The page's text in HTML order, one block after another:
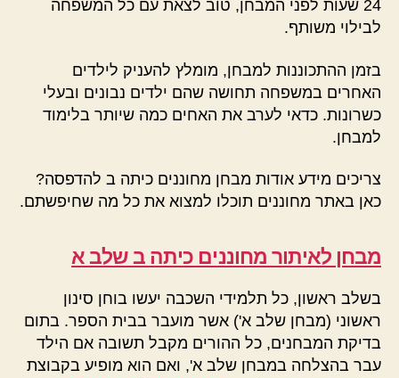
24 שעות לפני המבחן, טוב לצאת עם כל המשפחה
לבילוי משותף.
בזמן ההתכוננות למבחן, מומלץ להעניק לילדים
האחרים במשפחה תחושה שהם ילדים נבונים ובעלי
כשרונות. כדאי לערב את האחים כמה שיותר בלימוד
למבחן.
צריכים מידע אודות מבחן מחוננים כיתה ב להדפסה?
כאן באתר מחוננים תוכלו למצוא את כל מה שחיפשתם.
מבחן לאיתור מחוננים כיתה ב שלב א
בשלב ראשון, כל תלמידי השכבה יעשו בוחן סינון
ראשוני (מבחן שלב א') אשר מועבר בבית הספר. בתום
בדיקת המבחנים, כל ההורים מקבל תשובה אם הילד
עבר בהצלחה במבחן שלב א', ואם הוא מופיע בקבוצת